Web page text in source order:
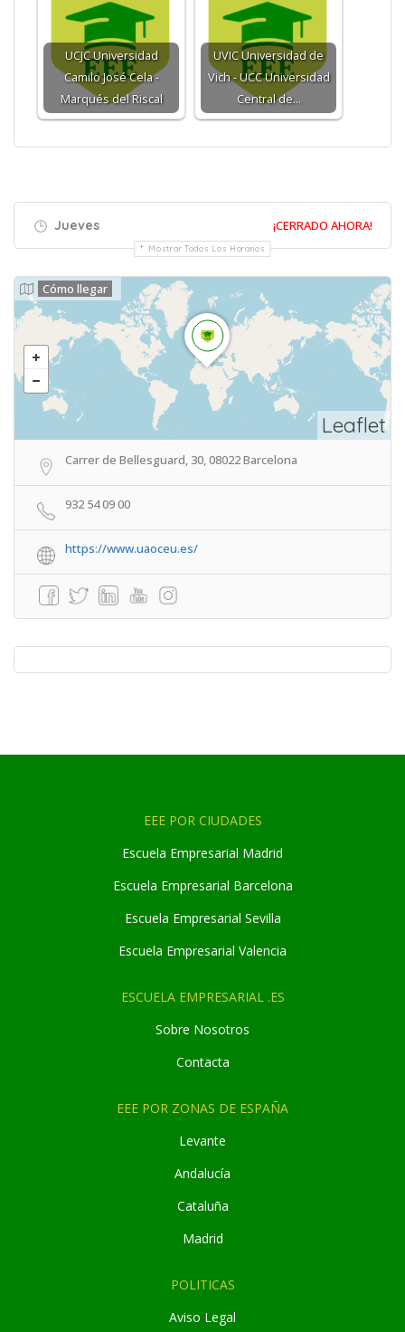
UCJC Universidad
Camilo José Cela -
Marqués del Riscal
UVIC Universidad de
Vich - UCC Universidad
Central de…
Jueves ¡CERRADO AHORA!
Mostrar Todos Los Horarios
Leaflet
Cómo llegar
Carrer de Bellesguard, 30, 08022 Barcelona
932 54 09 00
https://www.uaoceu.es/
EEE POR CIUDADES
Escuela Empresarial Madrid
Escuela Empresarial Barcelona
Escuela Empresarial Sevilla
Escuela Empresarial Valencia
ESCUELA EMPRESARIAL .ES
Sobre Nosotros
Contacta
EEE POR ZONAS DE ESPAÑA
Levante
Andalucía
Cataluña
Madrid
POLITICAS
Aviso Legal